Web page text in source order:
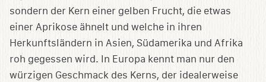
sondern der Kern einer gelben Frucht, die etwas
einer Aprikose ähnelt und welche in ihren
Herkunftsländern in Asien, Südamerika und Afrika
roh gegessen wird. In Europa kennt man nur den
würzigen Geschmack des Kerns, der idealerweise